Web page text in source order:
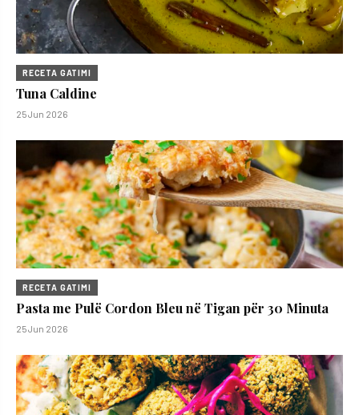
RECETA GATIMI
Tuna Caldine
25 Jun 2026
RECETA GATIMI
Pasta me Pulë Cordon Bleu në Tigan për 30 Minuta
25 Jun 2026